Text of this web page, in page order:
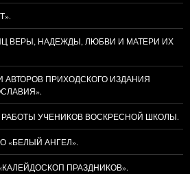
ВЕРЫ, НАДЕЖДЫ, ЛЮБВИ И МАТЕРИ ИХ
АВТОРОВ ПРИХОДСКОГО ИЗДАНИЯ
УЧЕНИКОВ ВОСКРЕСНОЙ ШКОЛЫ.
«БЕЛЫЙ АНГЕЛ».
ПРАЗДНИКОВ».